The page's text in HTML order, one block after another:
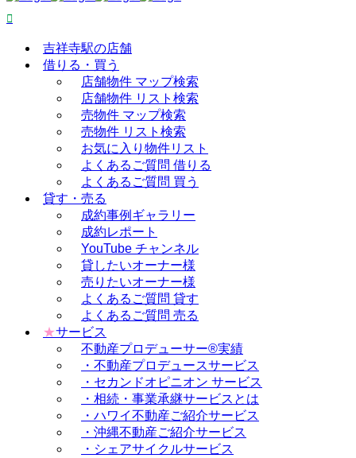
吉祥寺駅の店舗
借りる・買う
店舗物件 マップ検索
店舗物件 リスト検索
売物件 マップ検索
売物件 リスト検索
お気に入り物件リスト
よくあるご質問 借りる
よくあるご質問 買う
貸す・売る
成約事例ギャラリー
成約レポート
YouTube チャンネル
貸したいオーナー様
売りたいオーナー様
よくあるご質問 貸す
よくあるご質問 売る
★サービス
不動産プロデューサー®実績
・不動産プロデュースサービス
・セカンドオピニオン サービス
・相続・事業承継サービスとは
・ハワイ不動産ご紹介サービス
・沖縄不動産ご紹介サービス
・シェアサイクルサービス